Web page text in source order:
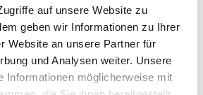
auf unsere Website zu
geben wir Informationen zu Ihrer
Website an unsere Partner für
und Analysen weiter. Unsere
Informationen möglicherweise mit
wird nicht veröffentlicht. Erforderliche